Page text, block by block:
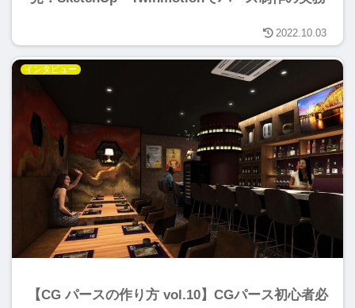
2022.10.03
インタビュー
【CG パースの作り方 vol.10】CGパース初心者必